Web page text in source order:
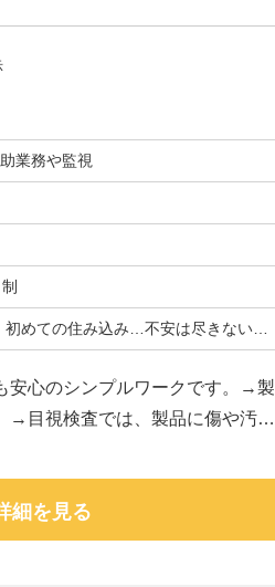
業務や監視
きないですよね。でも大丈夫！株式会社京栄センターなら、あなたをしっかり...
安心のシンプルワークです。→製
→目視検査では、製品に傷や汚れ
細を見る